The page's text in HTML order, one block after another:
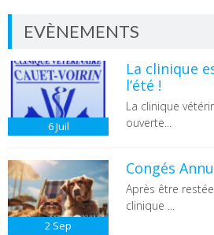
EVÈNEMENTS
6Juil
La clinique
l’été !
La clinique
ouverte...
2 Sep
Congés
Après être
clinique ...